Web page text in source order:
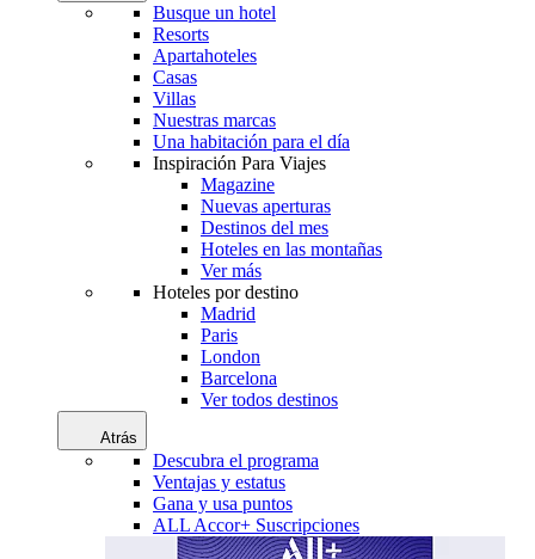
Busque un hotel
Resorts
Apartahoteles
Casas
Villas
Nuestras marcas
Una habitación para el día
Inspiración Para Viajes
Magazine
Nuevas aperturas
Destinos del mes
Hoteles en las montañas
Ver más
Hoteles por destino
Madrid
Paris
London
Barcelona
Ver todos destinos
Atrás
Descubra el programa
Ventajas y estatus
Gana y usa puntos
ALL Accor+ Suscripciones